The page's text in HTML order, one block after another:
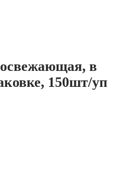
в
150шт/уп